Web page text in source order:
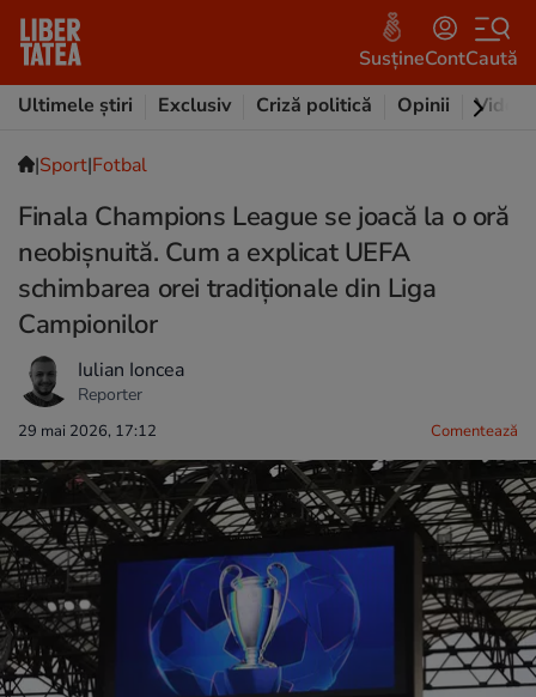
SusțineContCaută
Ultimele știri
Exclusiv Criză politică Opinii Video
|Sport|Fotbal
Finala Champions League se joacă la o oră
neobișnuită. Cum a explicat UEFA
schimbarea orei tradiționale din Liga
Campionilor
Iulian Ioncea
Reporter
29 mai 2026, 17:12 Comentează